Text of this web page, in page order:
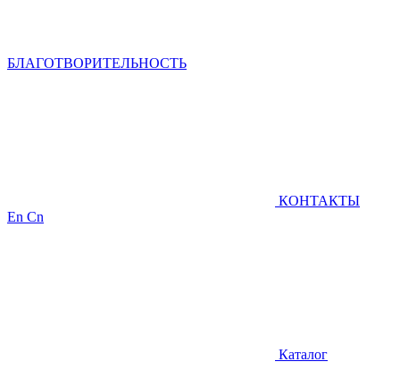
БЛАГОТВОРИТЕЛЬНОСТЬ
КОНТАКТЫ
En Cn
Каталог